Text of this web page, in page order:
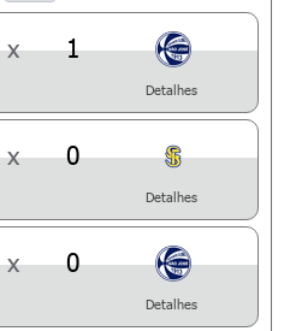
x 1
Detalhes
x 0
Detalhes
x 0
Detalhes